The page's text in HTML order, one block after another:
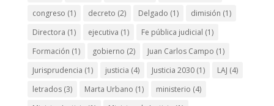
congreso (1) decreto (2) Delgado (1) dimisión (1)
Directora (1) ejecutiva (1) Fe pública judicial (1)
Formación (1) gobierno (2) Juan Carlos Campo (1)
Jurisprudencia (1) justicia (4) Justicia 2030(1) LAJ (4)
letrados(3) Marta Urbano (1) ministerio (4)